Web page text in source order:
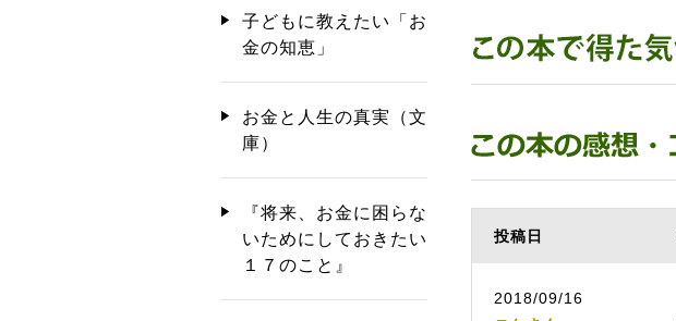
投稿日
2018/09/16
子どもに教えたい「お
金の知恵」
お金と人生の真実（文
庫）
『将来、お金に困らな
いためにしておきたい
１７のこと』